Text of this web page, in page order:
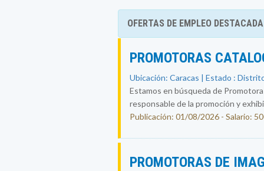
OFERTAS DE EMPLEO
PROMOTORAS
Ubicación: Caracas | Estado :
Estamos en búsqueda de
responsable de la promoción y
Publicación: 01/08/2026 - Salario:
PROMOTORAS DE